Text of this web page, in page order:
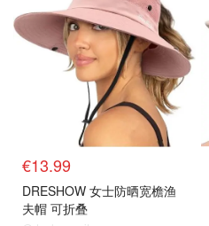
€13.99
DRESHOW 女士防晒宽檐渔
夫帽 可折叠